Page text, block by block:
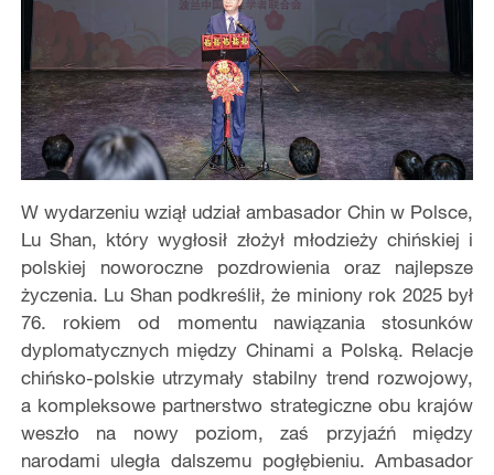
W wydarzeniu wziął udział ambasador Chin w Polsce,
Lu Shan, który wygłosił złożył młodzieży chińskiej i
polskiej noworoczne pozdrowienia oraz najlepsze
życzenia. Lu Shan podkreślił, że miniony rok 2025 był
76. rokiem od momentu nawiązania stosunków
dyplomatycznych między Chinami a Polską. Relacje
chińsko-polskie utrzymały stabilny trend rozwojowy,
a kompleksowe partnerstwo strategiczne obu krajów
weszło na nowy poziom, zaś przyjaźń między
narodami uległa dalszemu pogłębieniu. Ambasador